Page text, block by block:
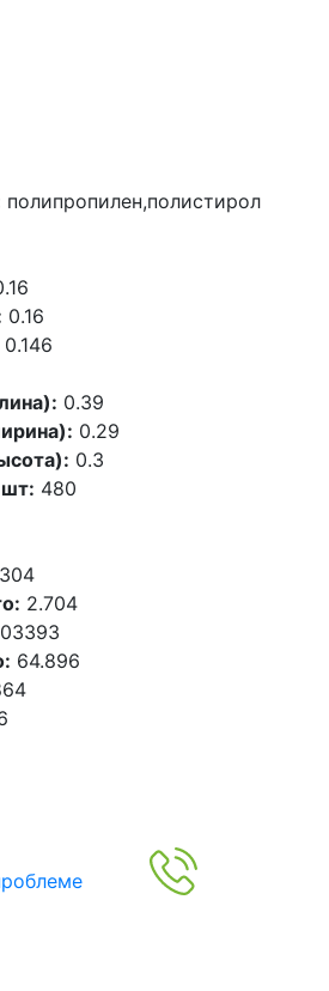
полипропилен,полистирол
0.16
0.146
0.39
0.29
0.3
шт: 480
2.704
64.896